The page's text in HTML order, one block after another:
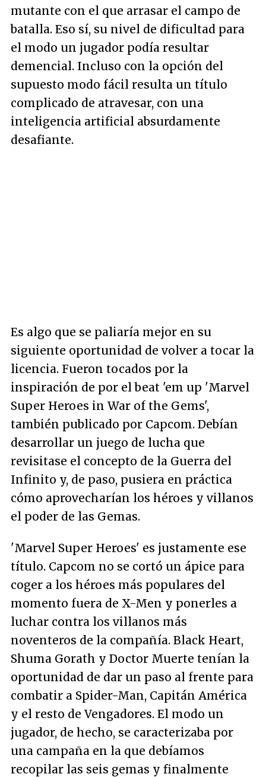
mutante con el que arrasar el campo de
batalla. Eso sí, su nivel de dificultad para
el modo un jugador podía resultar
demencial. Incluso con la opción del
supuesto modo fácil resulta un título
complicado de atravesar, con una
inteligencia artificial absurdamente
desafiante.
Es algo que se paliaría mejor en su
siguiente oportunidad de volver a tocar la
licencia. Fueron tocados por la
inspiración de por el beat 'em up 'Marvel
Super Heroes in War of the Gems',
también publicado por Capcom. Debían
desarrollar un juego de lucha que
revisitase el concepto de la Guerra del
Infinito y, de paso, pusiera en práctica
cómo aprovecharían los héroes y villanos
el poder de las Gemas.
'Marvel Super Heroes' es justamente ese
título. Capcom no se cortó un ápice para
coger a los héroes más populares del
momento fuera de X-Men y ponerles a
luchar contra los villanos más
noventeros de la compañía. Black Heart,
Shuma Gorath y Doctor Muerte tenían la
oportunidad de dar un paso al frente para
combatir a Spider-Man, Capitán América
y el resto de Vengadores. El modo un
jugador, de hecho, se caracterizaba por
una campaña en la que debíamos
recopilar las seis gemas y finalmente